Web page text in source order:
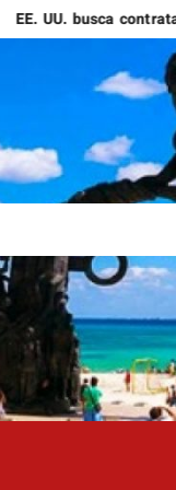
busca contratar a